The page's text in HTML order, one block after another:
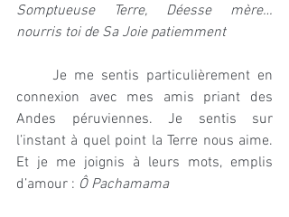
Somptueuse Terre, Déesse mère…
nourris toi de Sa Joie patiemment
Je me sentis particulièrement en
connexion avec mes amis priant des
Andes péruviennes. Je sentis sur
l’instant à quel point la Terre nous aime.
Et je me joignis à leurs mots, emplis
d’amour : Ô Pachamama